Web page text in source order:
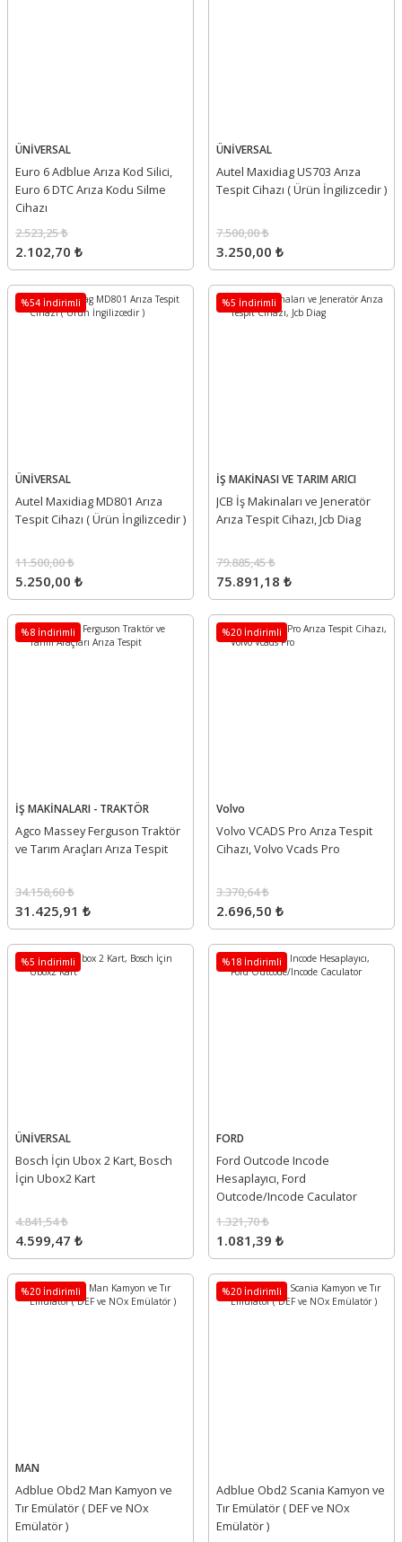
ÜNİVERSAL
Euro 6 Adblue Arıza Kod Silici,
Euro 6 DTC Arıza Kodu Silme
Cihazı
2.102,70 ₺
2.523,25 ₺
ÜNİVERSAL
Autel Maxidiag US703 Arıza
Tespit Cihazı ( Ürün İngilizcedir )
3.250,00 ₺
7.500,00 ₺
%54 İndirimli
ÜNİVERSAL
Autel Maxidiag MD801 Arıza
Tespit Cihazı ( Ürün İngilizcedir )
5.250,00 ₺
11.500,00 ₺
%5 İndirimli
İŞ MAKİNASI VE TARIM ARICI
JCB İş Makinaları ve Jeneratör
Arıza Tespit Cihazı, Jcb Diag
75.891,18 ₺
79.885,45 ₺
%8 İndirimli
İŞ MAKİNALARI - TRAKTÖR
Agco Massey Ferguson Traktör
ve Tarım Araçları Arıza Tespit
31.425,91 ₺
34.158,60 ₺
%20 İndirimli
Volvo
Volvo VCADS Pro Arıza Tespit
Cihazı, Volvo Vcads Pro
2.696,50 ₺
3.370,64 ₺
%5 İndirimli
ÜNİVERSAL
Bosch İçin Ubox 2 Kart, Bosch
İçin Ubox2 Kart
4.599,47 ₺
4.841,54 ₺
%18 İndirimli
FORD
Ford Outcode Incode
Hesaplayıcı, Ford
Outcode/Incode Caculator
1.081,39 ₺
1.321,70 ₺
%20 İndirimli
MAN
Adblue Obd2 Man Kamyon ve
Tır Emülatör ( DEF ve NOx
Emülatör )
%20 İndirimli
Adblue Obd2 Scania Kamyon ve
Tır Emülatör ( DEF ve NOx
Emülatör )